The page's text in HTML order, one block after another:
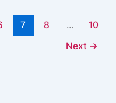
7 8 …
10
Next →